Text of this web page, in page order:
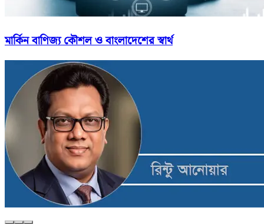
মার্কিন বাণিজ্য কৌশল ও বাংলাদেশের স্বার্থ